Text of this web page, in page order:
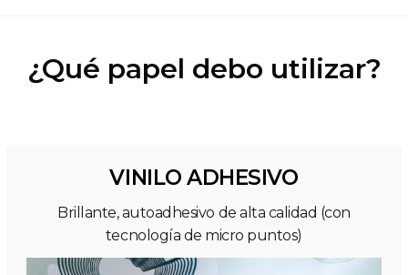
¿Qué papel debo utilizar?
VINILO ADHESIVO
Brillante, autoadhesivo de alta calidad (con
tecnología de micro puntos)